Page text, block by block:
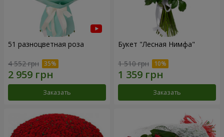
51 разноцветная роза
4 552 грн
Заказать
Букет "Лесная Нимфа"
1 510 грн
Заказать